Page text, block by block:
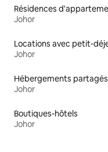
Johor
Johor
Hébergements partagés
Johor
Boutiques-hôtels
Johor